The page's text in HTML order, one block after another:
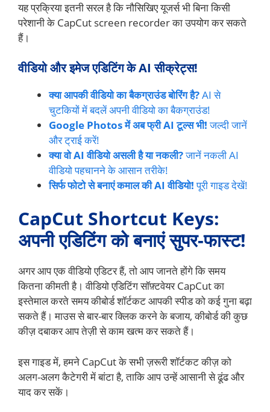
यह प्रक्रिया इतनी सरल है कि नौसिखिए यूजर्स भी बिना किसी
परेशानी के CapCut screen recorder का उपयोग कर सकते
हैं।
वीडियो और इमेज एडिटिंग के AI सीक्रेट्स!
क्या आपकी वीडियो का बैकग्राउंड बोरिंग है?AI से
चुटकियों में बदलें अपनी वीडियो का बैकग्राउंड!
Google Photos में अब फ्री AI टूल्स भी!जल्दी जानें
और ट्राई करें!
क्या वो AI वीडियो असली है या नकली?जानें नकली AI
वीडियो पहचानने के आसान तरीके!
सिर्फ फोटो से बनाएं कमाल की AI वीडियो!पूरी गाइड देखें!
CapCut Shortcut Keys:
अपनी एडिटिंग को बनाएं सुपर-फास्ट!
अगर आप एक वीडियो एडिटर हैं, तो आप जानते होंगे कि समय
कितना कीमती है। वीडियो एडिटिंग सॉफ़्टवेयर CapCut का
इस्तेमाल करते समय कीबोर्ड शॉर्टकट आपकी स्पीड को कई गुना बढ़ा
सकते हैं। माउस से बार-बार क्लिक करने के बजाय, कीबोर्ड की कुछ
कीज़ दबाकर आप तेज़ी से काम खत्म कर सकते हैं।
इस गाइड में, हमने CapCut के सभी ज़रूरी शॉर्टकट कीज़ को
अलग-अलग कैटेगरी में बांटा है, ताकि आप उन्हें आसानी से ढूंढ और
याद कर सकें।